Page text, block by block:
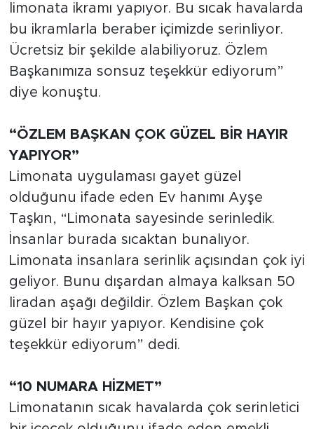
limonata ikramı yapıyor. Bu sıcak havalarda
bu ikramlarla beraber içimizde serinliyor.
Ücretsiz bir şekilde alabiliyoruz. Özlem
Başkanımıza sonsuz teşekkür ediyorum”
diye konuştu.
“ÖZLEM BAŞKAN ÇOK GÜZEL BİR HAYIR
YAPIYOR”
Limonata uygulaması gayet güzel
olduğunu ifade eden Ev hanımı Ayşe
Taşkın, “Limonata sayesinde serinledik.
İnsanlar burada sıcaktan bunalıyor.
Limonata insanlara serinlik açısından çok iyi
geliyor. Bunu dışardan almaya kalksan 50
liradan aşağı değildir. Özlem Başkan çok
güzel bir hayır yapıyor. Kendisine çok
teşekkür ediyorum” dedi.
“10 NUMARA HİZMET”
Limonatanın sıcak havalarda çok serinletici